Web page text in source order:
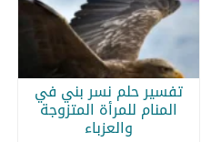
تفسير حلم نسر بني في
المنام للمرأة المتزوجة
والعزباء